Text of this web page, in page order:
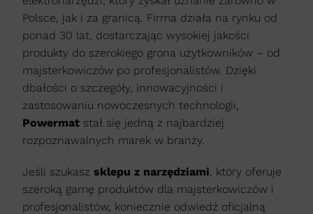
Polsce, jak i za granicą. Firma działa na rynku od
ponad 30 lat, dostarczając wysokiej jakości
produkty do szerokiego grona użytkowników – od
majsterkowiczów po profesjonalistów. Dzięki
dbałości o szczegóły, innowacyjności i
zastosowaniu nowoczesnych technologii,
Powermat stał się jedną z najbardziej
rozpoznawalnych marek w branży.
Jeśli szukasz sklepu z narzędziami, który oferuje
szeroką gamę produktów dla majsterkowiczów i
profesjonalistów, koniecznie odwiedź oficjalną